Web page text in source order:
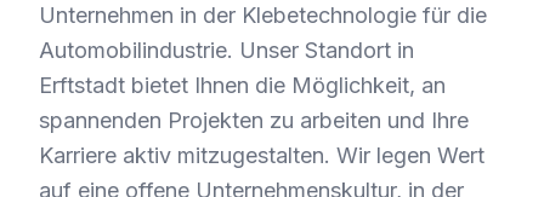
Unternehmen in der Klebetechnologie für die
Automobilindustrie. Unser Standort in
Erftstadt bietet Ihnen die Möglichkeit, an
spannenden Projekten zu arbeiten und Ihre
Karriere aktiv mitzugestalten. Wir legen Wert
auf eine offene Unternehmenskultur, in der